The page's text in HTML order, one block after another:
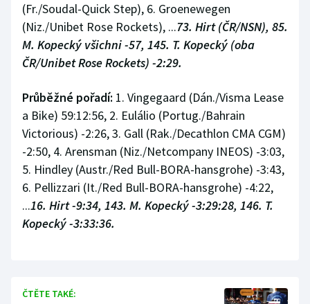
Ostatní
(Fr./Soudal-Quick Step), 6. Groenewegen
(Niz./Unibet Rose Rockets), ...73. Hirt (ČR/NSN), 85.
M. Kopecký všichni -57, 145. T. Kopecký (oba
ČR/Unibet Rose Rockets) -2:29.
Průběžné pořadí: 1. Vingegaard (Dán./Visma Lease
a Bike) 59:12:56, 2. Eulálio (Portug./Bahrain
Victorious) -2:26, 3. Gall (Rak./Decathlon CMA CGM)
-2:50, 4. Arensman (Niz./Netcompany INEOS) -3:03,
5. Hindley (Austr./Red Bull-BORA-hansgrohe) -3:43,
6. Pellizzari (It./Red Bull-BORA-hansgrohe) -4:22,
...16. Hirt -9:34, 143. M. Kopecký -3:29:28, 146. T.
Kopecký -3:33:36.
ČTĚTE TAKÉ: